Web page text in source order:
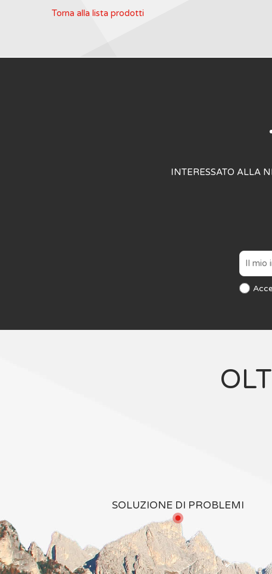
Torna alla lista prodotti
INTERESSATO ALLA
SOLUZIONE DI PROBLEMI